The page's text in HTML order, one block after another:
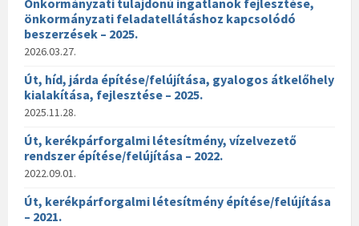
Önkormányzati tulajdonú ingatlanok fejlesztése,
önkormányzati feladatellátáshoz kapcsolódó
beszerzések – 2025.
2026.03.27.
Út, híd, járda építése/felújítása, gyalogos átkelőhely
kialakítása, fejlesztése – 2025.
2025.11.28.
Út, kerékpárforgalmi létesítmény, vízelvezető
rendszer építése/felújítása – 2022.
2022.09.01.
Út, kerékpárforgalmi létesítmény építése/felújítása
– 2021.